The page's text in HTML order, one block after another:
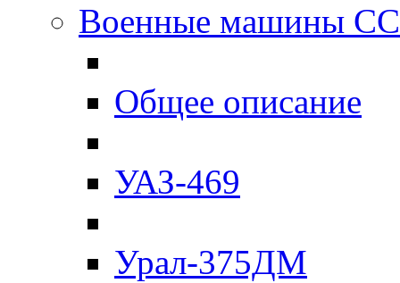
Военные машины
Общее описание
УАЗ-469
Урал-375ДМ